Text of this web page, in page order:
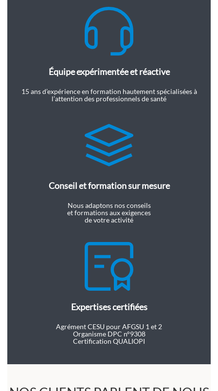
Équipe expérimentée et réactive
15 ans d’expérience en formation hautement spécialisées à
l’attention des professionnels de santé
Conseil et formation sur mesure
Nous adaptons nos conseils
et formations aux exigences
de votre activité
Expertises certifiées
Agrément CESU pour AFGSU 1 et 2
Organisme DPC n°9308
Certification QUALIOPI